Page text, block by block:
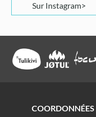
Sur Instagram
COORDONNÉES